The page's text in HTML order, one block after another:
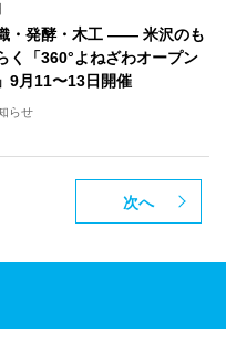
・発酵・木工 ―― 米沢のも
く「360°よねざわオープン
9月11〜13日開催
らせ
次へ